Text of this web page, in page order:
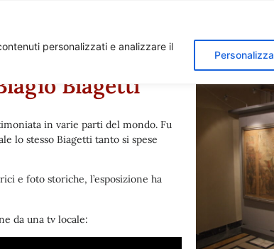
personalizzati e analizzare il
Personalizza
Biagetti”
in varie parti del mondo. Fu
lo stesso Biagetti tanto si spese
e foto storiche, l’esposizione ha
da una tv locale: